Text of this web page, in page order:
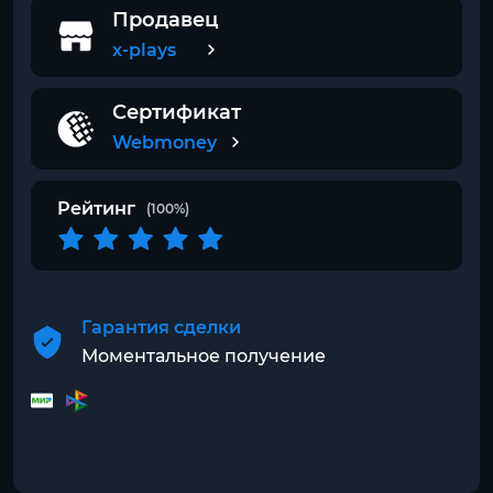
Продавец
x-plays
Сертификат
Webmoney
Рейтинг (100%)
Гарантия сделки
Моментальное получение